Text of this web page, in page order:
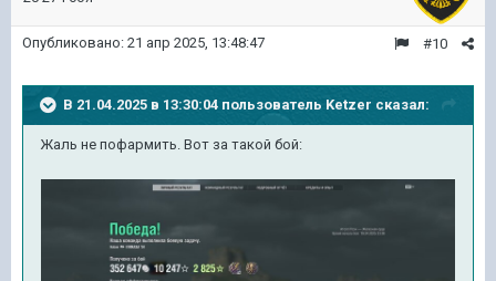
#10
Опубликовано: 21 апр 2025, 13:48:47
В 21.04.2025 в 13:30:04 пользователь Ketzer сказал:
Жаль не пофармить. Вот за такой бой: